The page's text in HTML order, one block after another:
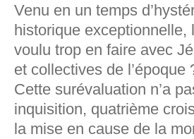
Venu en un temps
historique exceptionnelle,
voulu trop en faire avec
et collectives de l’époque
Cette surévaluation n’a
inquisition, quatrième
la mise en cause de la